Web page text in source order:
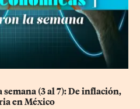
semana (3 al 7): De inflación,
en México